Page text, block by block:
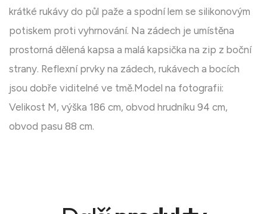
krátké rukávy do půl paže a spodní lem se silikonovým
potiskem proti vyhrnování. Na zádech je umístěna
prostorná dělená kapsa a malá kapsička na zip z boční
strany. Reflexní prvky na zádech, rukávech a bocích
jsou dobře viditelné ve tmě.Model na fotografii:
Velikost M, výška 186 cm, obvod hrudníku 94 cm,
obvod pasu 88 cm.